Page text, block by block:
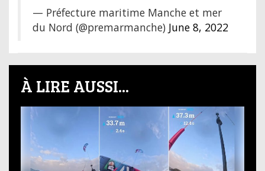
— Préfecture maritime Manche et mer
du Nord (@premarmanche) June 8, 2022
À LIRE AUSSI...